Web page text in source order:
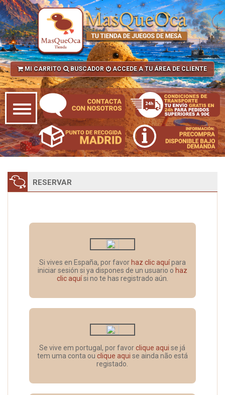
MI CARRITO BUSCADOR ACCEDE A TU ÁREA DE CLIENTE
RESERVAR
Si vives en España, por favor haz clic aquípara
iniciar sesión si ya dispones de un usuario o haz
clic aquísi no te has registrado aún.
Se vive em portugal, por favorclique aqui se já
tem uma conta ou clique aqui se ainda não está
registado.